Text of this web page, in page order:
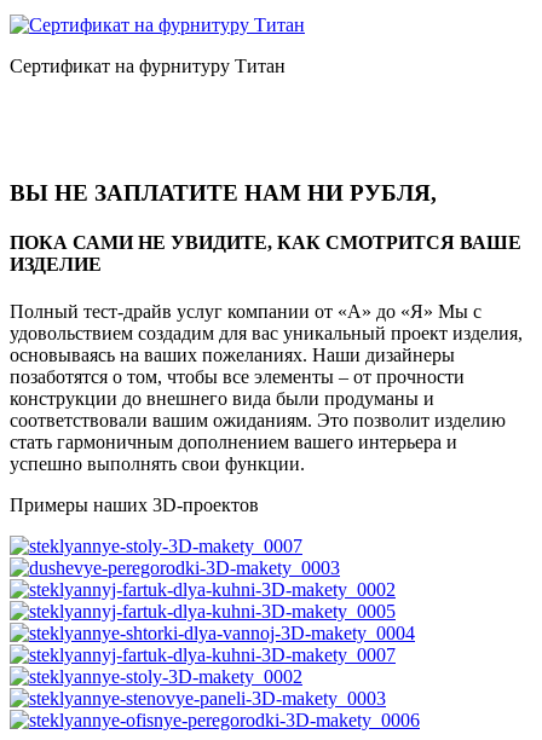
Сертификат на фурнитуру Титан
ВЫ НЕ ЗАПЛАТИТЕ НАМ НИ РУБЛЯ,
ПОКА САМИ НЕ УВИДИТЕ, КАК СМОТРИТСЯ ВАШЕ
ИЗДЕЛИЕ
Полный тест-драйв услуг компании от «А» до «Я» Мы с
удовольствием создадим для вас уникальный проект изделия,
основываясь на ваших пожеланиях. Наши дизайнеры
позаботятся о том, чтобы все элементы – от прочности
конструкции до внешнего вида были продуманы и
соответствовали вашим ожиданиям. Это позволит изделию
стать гармоничным дополнением вашего интерьера и
успешно выполнять свои функции.
Примеры наших 3D-проектов